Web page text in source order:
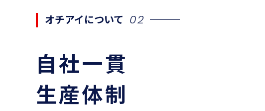
オチアイについて 02
自社一貫
生産体制